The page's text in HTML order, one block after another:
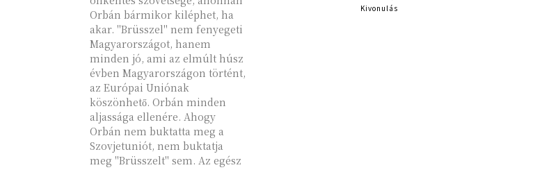
Orbán bármikor kiléphet, ha
akar. "Brüsszel" nem fenyegeti
Magyarországot, hanem
minden jó, ami az elmúlt húsz
évben Magyarországon történt,
az Európai Uniónak
köszönhető. Orbán minden
aljassága ellenére. Ahogy
Orbán nem buktatta meg a
Szovjetuniót, nem buktatja
meg "Brüsszelt" sem. Az egész
Kivonulás